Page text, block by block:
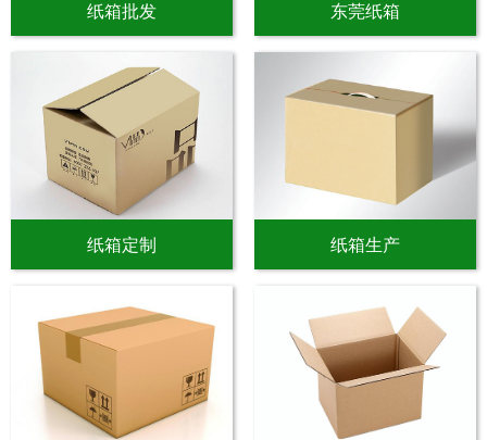
纸箱批发 东莞纸箱
纸箱定制 纸箱生产